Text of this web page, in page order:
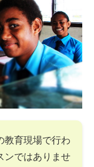
教育現場で行わ
ンではありませ